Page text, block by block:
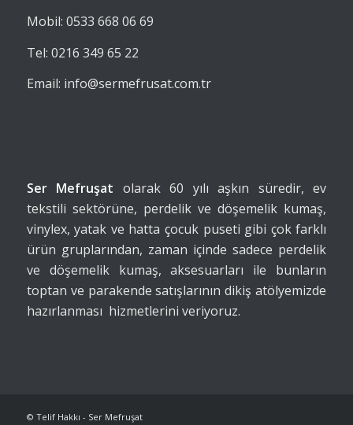
Mobil: 0533 668 06 69
Tel: 0216 349 65 22
Email: info@sermefrusat.com.tr
Ser Mefruşat olarak 60 yılı aşkın süredir, ev
tekstili sektörüne, perdelik ve döşemelik kumaş,
vinylex, yatak ve hatta çocuk puseti gibi çok farklı
ürün gruplarından, zaman içinde sadece perdelik
ve döşemelik kumaş, aksesuarları ile bunların
toptan ve parakende satışlarının dikiş atölyemizde
hazırlanması hizmetlerini veriyoruz.
© Telif Hakkı - Ser Mefruşat